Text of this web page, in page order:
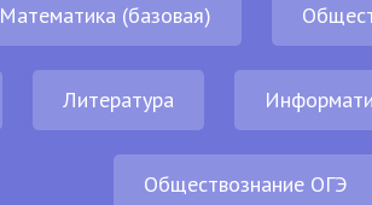
Математика (базовая)
Литература
Обществознание ОГЭ